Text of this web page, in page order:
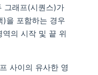
그래프(시퀀스)가
)을 포함하는 경우
의 시작 및 끝 위
사이의 유사한 영